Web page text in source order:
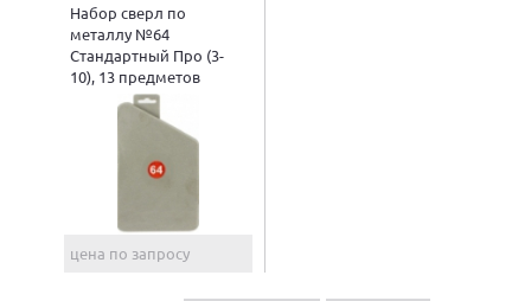
Набор сверл по
металлу №64
Стандартный Про (3-
10), 13 предметов
цена по запросу